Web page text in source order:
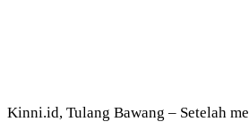
Kinni.id, Tulang Bawang – Setelah